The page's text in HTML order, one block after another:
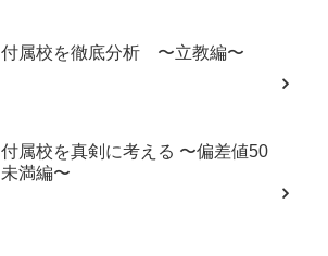
付属校を徹底分析 〜立教編〜
付属校を真剣に考える 〜偏差値50
未満編〜